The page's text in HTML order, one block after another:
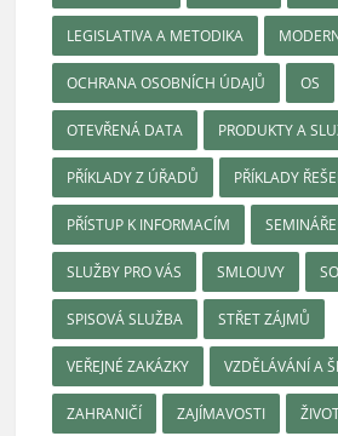
LEGISLATIVA A METODIKA
OCHRANA OSOBNÍCH ÚDAJŮ OS
OTEVŘENÁ DATA PRODUKTY A
PŘÍKLADY Z ÚŘADŮ PŘÍKLADY
PŘÍSTUP K INFORMACÍM SEMINÁŘE
SLUŽBY PRO VÁS SMLOUVY
SPISOVÁ SLUŽBA STŘET ZÁJMŮ
VEŘEJNÉ ZAKÁZKY VZDĚLÁVÁNÍ A
ZAHRANIČÍ ZAJÍMAVOSTI